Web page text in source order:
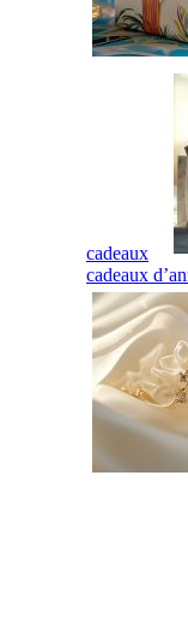
cadeaux
cadeaux